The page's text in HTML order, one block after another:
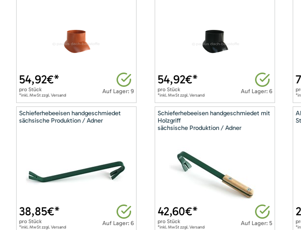
Auf Lager: 9
54,92€*
pro Stück
*inkl. MwSt zzgl. Versand
Auf Lager: 6
54,92€*
pro Stück
*inkl. MwSt zzgl. Versand
Schieferhebeeisen handgeschmiedet
sächsische Produktion / Adner
Auf Lager: 6
38,85€*
pro Stück
*inkl. MwSt zzgl. Versand
Schieferhebeeisen handgeschmiedet mit
Holzgriff
sächsische Produktion / Adner
Auf Lager: 5
42,60€*
pro Stück
*inkl. MwSt zzgl. Versand